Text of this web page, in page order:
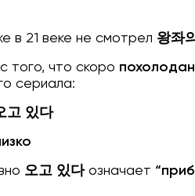
в 21 веке не смотрел 왕좌
того, что скоро
сериала:
고 있다
오고 있다означает